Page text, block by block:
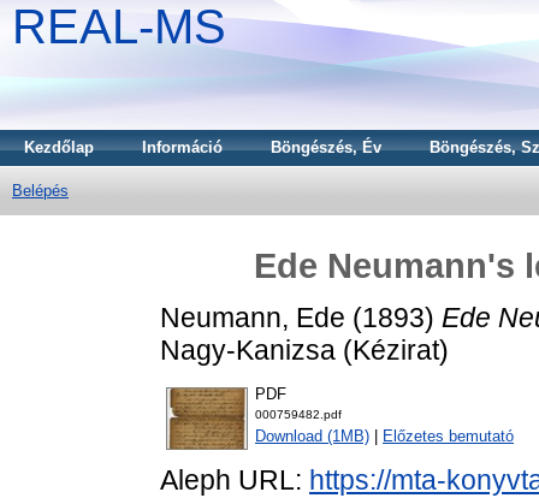
REAL-MS
Kezdőlap Információ Böngészés, Év Böngészés,
Belépés
Ede Neumann's
Neumann, Ede (1893) Ede
Nagy-Kanizsa (Kézirat)
PDF
000759482.pdf
Download (1MB) Előzetes bemutató
Aleph URL: https://mta-